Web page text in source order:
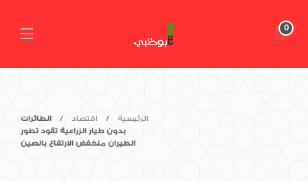
0
الرئيسية اقتصاد
الطائرات
بدون طيار الزراعية تقود تطور
الطيران منخفض الارتفاع بالصين